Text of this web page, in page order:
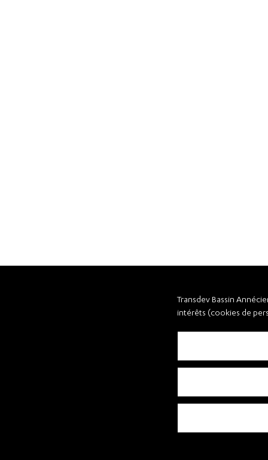
Transdev Bassin
intérêts (cookies de